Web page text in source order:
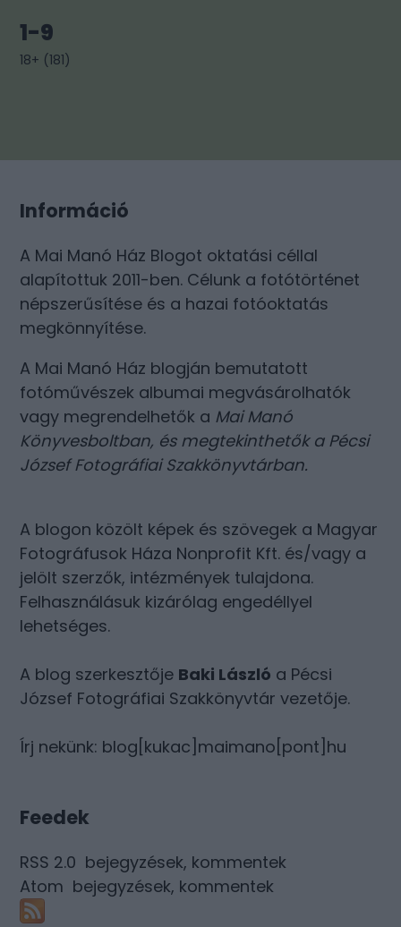
1-9
18+ (181)
Információ
A Mai Manó Ház Blogot oktatási céllal
alapítottuk 2011-ben. Célunk a fotótörténet
népszerűsítése és a hazai fotóoktatás
megkönnyítése.
A Mai Manó Ház blogján bemutatott
fotóművészek albumai megvásárolhatók
vagy megrendelhetők a Mai Manó
Könyvesboltban, és megtekinthetők a Pécsi
József Fotográfiai Szakkönyvtárban.
A blogon közölt képek és szövegek a Magyar
Fotográfusok Háza Nonprofit Kft. és/vagy a
jelölt szerzők, intézmények tulajdona.
Felhasználásuk kizárólag engedéllyel
lehetséges.
A blog szerkesztője Baki László a Pécsi
József Fotográfiai Szakkönyvtár vezetője.
Írj nekünk: blog[kukac]maimano[pont]hu
Feedek
RSS 2.0 bejegyzések, kommentek
Atom bejegyzések, kommentek